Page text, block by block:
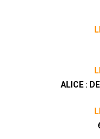
ALICE :